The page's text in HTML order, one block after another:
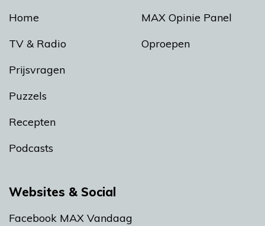
Home
TV & Radio
Prijsvragen
Puzzels
Recepten
Podcasts
MAX Opinie Panel
Oproepen
Websites & Social
Facebook MAX Vandaag